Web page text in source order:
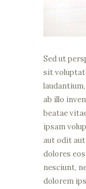
Sed ut
sit
ab illo
beatae
ipsam
aut odit
dolores
nesciunt,
dolorem